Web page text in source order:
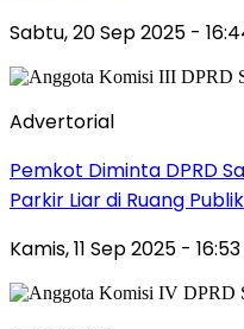
Sabtu, 20 Sep 2025 -
Advertorial
Pemkot Diminta DPRD
Parkir Liar di Ruang Publik
Kamis, 11 Sep 2025 -